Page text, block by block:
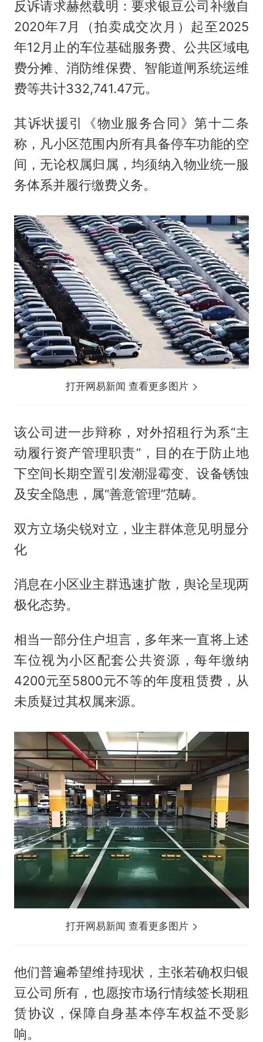
反诉请求赫然载明：要求银豆公司补缴自
2020年7月（拍卖成交次月）起至2025
年12月止的车位基础服务费、公共区域电
费分摊、消防维保费、智能道闸系统运维
费等共计332,741.47元。
其诉状援引《物业服务合同》第十二条
称，凡小区范围内所有具备停车功能的空
间，无论权属归属，均须纳入物业统一服
务体系并履行缴费义务。
打开网易新闻 查看更多图片
该公司进一步辩称，对外招租行为系“主
动履行资产管理职责”，目的在于防止地
下空间长期空置引发潮湿霉变、设备锈蚀
及安全隐患，属“善意管理”范畴。
双方立场尖锐对立，业主群体意见明显分
化
消息在小区业主群迅速扩散，舆论呈现两
极化态势。
相当一部分住户坦言，多年来一直将上述
车位视为小区配套公共资源，每年缴纳
4200元至5800元不等的年度租赁费，从
未质疑过其权属来源。
打开网易新闻 查看更多图片
他们普遍希望维持现状，主张若确权归银
豆公司所有，也愿按市场行情续签长期租
赁协议，保障自身基本停车权益不受影
响。